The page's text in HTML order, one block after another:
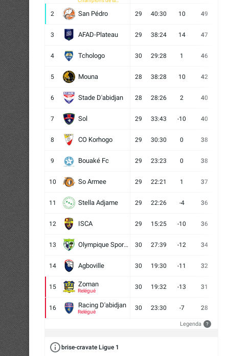
2 San Pédro 29 40:30 10 49
3 AFAD-Plateau 29 38:24 14 47
4 Tchologo 30 29:28 1 46
5 Mouna 28 38:28 10 42
6 Stade D'abidjan 28 28:26 2 40
7 Sol 29 33:43 -10 40
8 CO Korhogo 29 30:30 0 38
9 Bouaké Fc 29 23:23 0 38
10 So Armee 29 22:21 1 37
11 Stella Adjame 29 22:26 -4 36
12 ISCA 29 15:25 -10 36
13 Olympique Sport d'Abobo FC 30 27:39 -12 34
14 Agboville 30 19:30 -11 32
15 Zoman
Relégué
30 19:32 -13 31
16 Racing D'abidjan
Relégué
30 23:30 -7 28
Legenda ?
brise-cravate Ligue 1